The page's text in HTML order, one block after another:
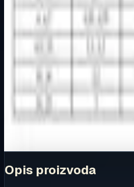
Dostupno za kupnju u
Elektro
Kupovina
Ovaj proizvod možete kupiti u
trgovinu.
Opis proizvoda